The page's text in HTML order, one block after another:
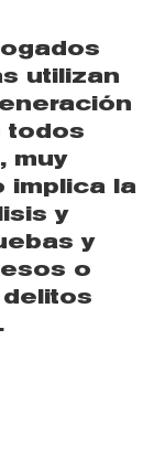
utilizan
todos
muy
implica la
y
y
o